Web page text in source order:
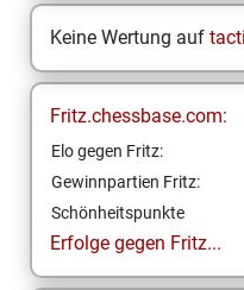
Keine Wertung auf
Fritz.chessbase.com:
Elo gegen Fritz:
Gewinnpartien Fritz:
Schönheitspunkte
Erfolge gegen Fritz...